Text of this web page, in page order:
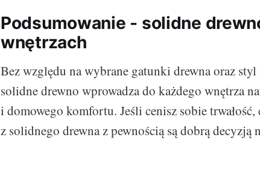
Podsumowanie - solidne
wnętrzach
Bez względu na wybrane gatunki drewna oraz
solidne drewno wprowadza do każdego wnętrza
i domowego komfortu. Jeśli cenisz sobie
z solidnego drewna z pewnością są dobrą decyzją